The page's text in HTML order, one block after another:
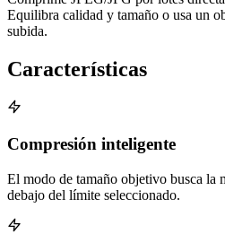
Equilibra calidad y tamaño o usa un
subida.
Características
Compresión inteligente
El modo de tamaño objetivo busca la
debajo del límite seleccionado.